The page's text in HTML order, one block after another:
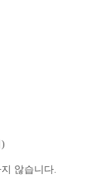
않습니다.